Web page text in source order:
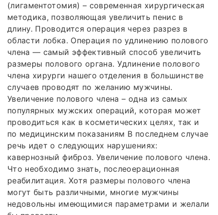
(лигаментотомия) – современная хирургическая
методика, позволяющая увеличить пенис в
длину. Проводится операция через разрез в
области лобка. Операция по удлинению полового
члена — самый эффективный способ увеличить
размеры полового органа. Удлинение полового
члена хирурги нашего отделения в большинстве
случаев проводят по желанию мужчины.
Увеличение полового члена – одна из самых
популярных мужских операций, которая может
проводиться как в косметических целях, так и
по медицинским показаниям В последнем случае
речь идет о следующих нарушениях:
кавернозный фиброз. Увеличение полового члена.
Что необходимо знать, послеоерационная
реабилитация. Хотя размеры полового члена
могут быть различными, многие мужчины
недовольны имеющимися параметрами и желали